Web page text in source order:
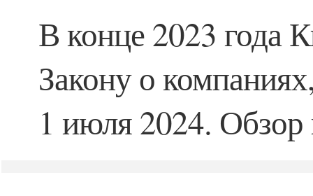
В конце 2023 года
Закону о
1 июля 2024. Обзор